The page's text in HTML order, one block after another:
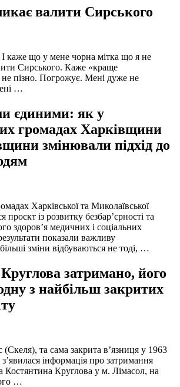
валити Сирського
каже що у мене чорна мітка що я не
Сирського. Каже «краще
пізно. Погрожує. Мені дуже не
…
єдиними: як у
громадах Харківщини
змінювали підхід до
Харківської та Миколаївської
проєкт із розвитку безбар’єрності та
здоров’я медичних і соціальних
показали важливу
зміни відбуваються не тоді, …
затримано, його
з найбільш закритих
(Скеля), та сама закрита в’язниця у 1963
інформація про затримання
Костянтина Круглова у м. Лімасол, на
…